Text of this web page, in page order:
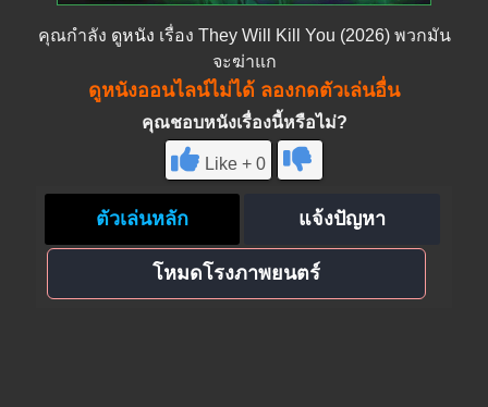
คุณกำลัง ดูหนัง เรื่อง They Will Kill You (2026) พวกมัน
จะฆ่าแก
ดูหนังออนไลน์ไม่ได้ ลองกดตัวเล่นอื่น
คุณชอบหนังเรื่องนี้หรือไม่?
Like + 0
ตัวเล่นหลัก แจ้งปัญหา
โหมดโรงภาพยนตร์